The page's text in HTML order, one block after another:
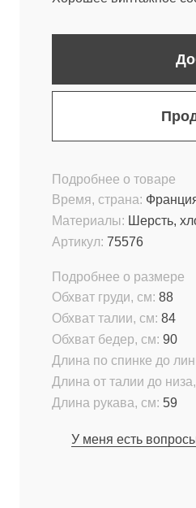
Подробнее о товаре
Материалы: Шерсть,
Время, страна:
Артикул: 75576
Подробнее о размере
Длина рукава, см: 59
Длина от талии до
Длина по спинке до
Обхват бедер, см: 90
Обхват талии, см: 84
Обхват груди, см: 88
У меня есть